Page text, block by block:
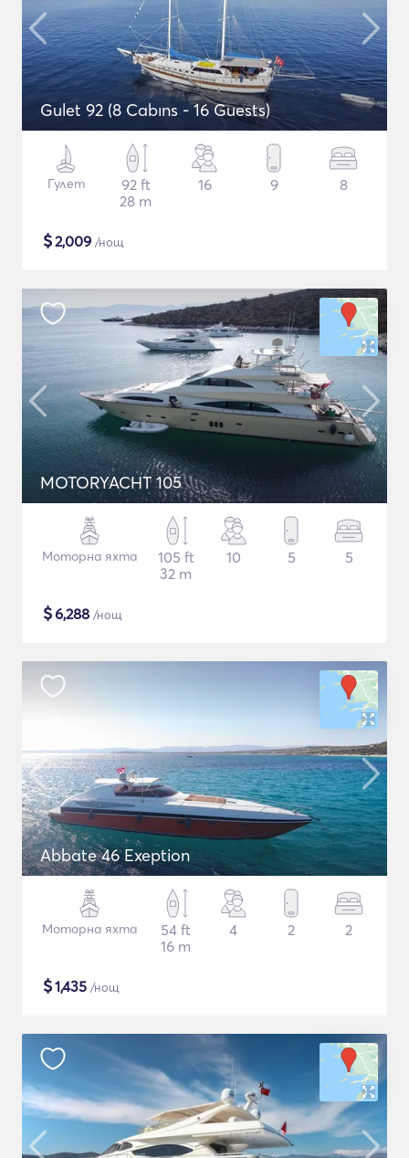
Gulet 92 (8 Cabıns - 16 Guests)
Гулет
92 ft
28 m
16 9 8
$2,009 /нощ
MOTORYACHT 105
Моторна яхта
105 ft
32 m
10 5 5
$6,288 /нощ
Abbate 46 Exeption
Моторна яхта
54 ft
16 m
4 2 2
$1,435 /нощ